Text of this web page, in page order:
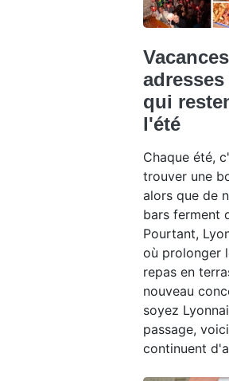
qui
l'été
Chaque été,
trouver une
alors que de
bars ferment
Pourtant,
où prolonger
repas en
nouveau
soyez
passage,
continuent